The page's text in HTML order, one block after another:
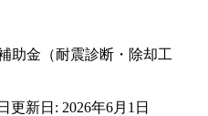
助金（耐震診断・除却工
更新日: 2026年6月1日